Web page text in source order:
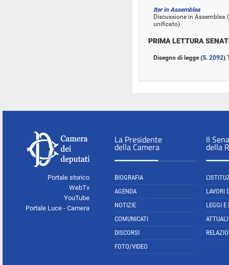
Iter in Assemblea
Discussione in
unificato)
PRIMA LETTURA
Disegno di legge (S. 2092)
Portale storico
WebTv
YouTube
Portale Luce - Camera
La Presidente
della Camera
BIOGRAFIA
AGENDA
NOTIZIE
COMUNICATI
DISCORSI
FOTO/VIDEO
Il
della
LAVORI
LEGGI E